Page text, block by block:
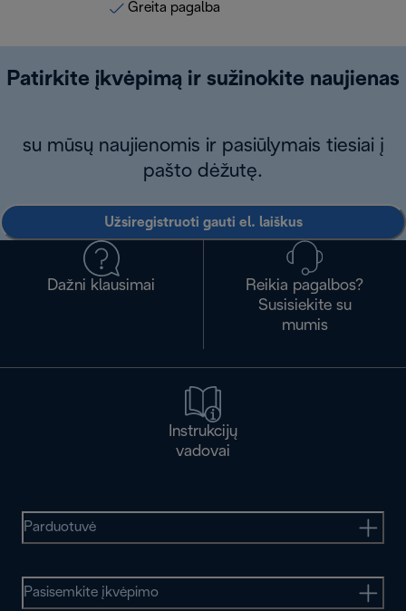
Greita pagalba
Patirkite įkvėpimą ir sužinokite naujienas
su mūsų naujienomis ir pasiūlymais tiesiai į
pašto dėžutę.
Užsiregistruoti gauti el. laiškus
Dažni klausimai
Reikia pagalbos?
Susisiekite su
mumis
Instrukcijų
vadovai
Parduotuvė
Pasisemkite įkvėpimo